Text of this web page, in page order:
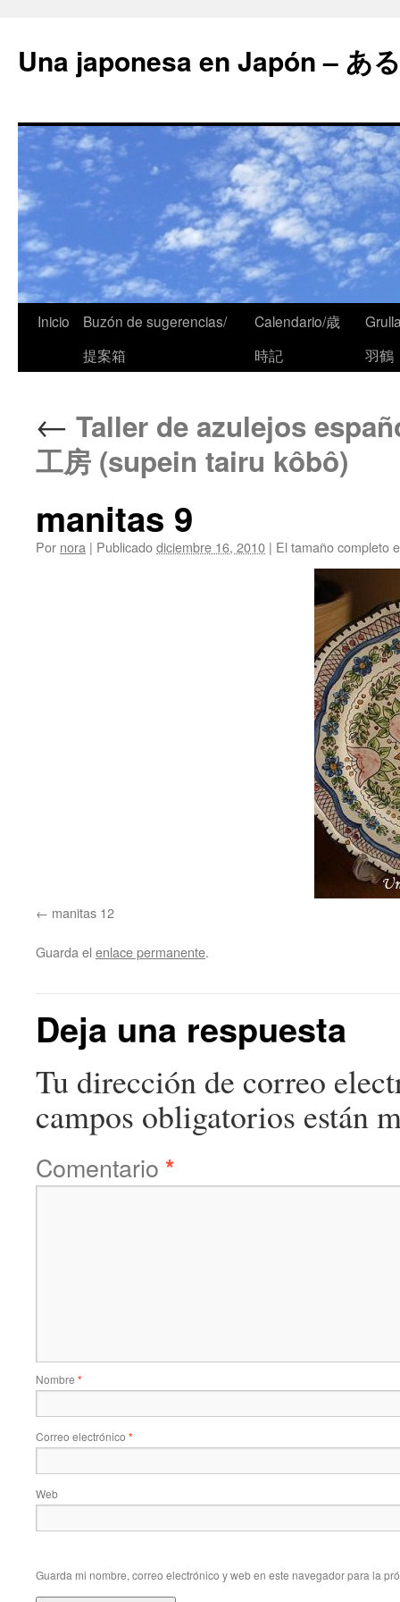
Una japonesa en Japón – あ
Inicio
Buzón de sugerencias/
提案箱
Calendario/歳
時記
羽鶴
← Taller de azulejos
工房 (supein tairu kôbô)
manitas 9
Por nora | Publicadodiciembre 16, 2010 | El tamaño completo
manitas 12
Guarda el enlace permanente.
Deja una respuesta
Tu dirección de correo
campos obligatorios están
Comentario *
Nombre *
Correo electrónico *
Web
Guarda mi nombre, correo electrónico y web en este navegador para la